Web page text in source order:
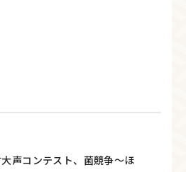
声コンテスト、菌競争～ほ